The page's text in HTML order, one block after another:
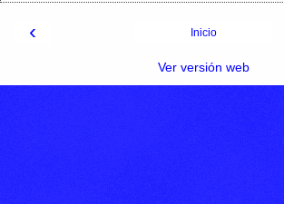
‹ Inicio
Ver versión web